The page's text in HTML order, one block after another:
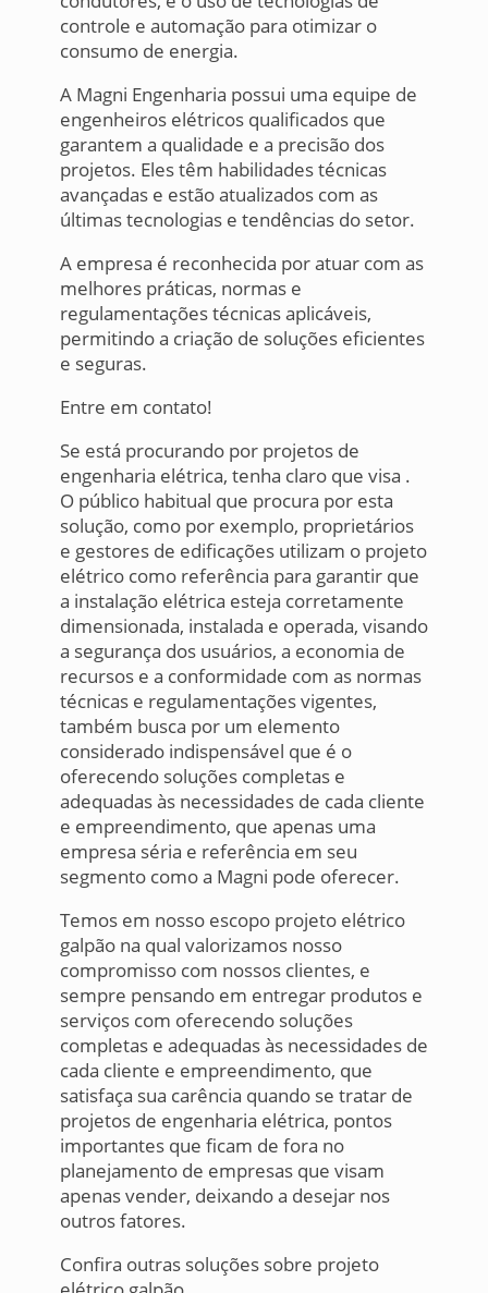
controle e automação para otimizar o
consumo de energia.
A Magni Engenharia possui uma equipe de
engenheiros elétricos qualificados que
garantem a qualidade e a precisão dos
projetos. Eles têm habilidades técnicas
avançadas e estão atualizados com as
últimas tecnologias e tendências do setor.
A empresa é reconhecida por atuar com as
melhores práticas, normas e
regulamentações técnicas aplicáveis,
permitindo a criação de soluções eficientes
e seguras.
Entre em contato!
Se está procurando por projetos de
engenharia elétrica, tenha claro que visa .
O público habitual que procura por esta
solução, como por exemplo, proprietários
e gestores de edificações utilizam o projeto
elétrico como referência para garantir que
a instalação elétrica esteja corretamente
dimensionada, instalada e operada, visando
a segurança dos usuários, a economia de
recursos e a conformidade com as normas
técnicas e regulamentações vigentes,
também busca por um elemento
considerado indispensável que é o
oferecendo soluções completas e
adequadas às necessidades de cada cliente
e empreendimento, que apenas uma
empresa séria e referência em seu
segmento como a Magni pode oferecer.
Temos em nosso escopo projeto elétrico
galpão na qual valorizamos nosso
compromisso com nossos clientes, e
sempre pensando em entregar produtos e
serviços com oferecendo soluções
completas e adequadas às necessidades de
cada cliente e empreendimento, que
satisfaça sua carência quando se tratar de
projetos de engenharia elétrica, pontos
importantes que ficam de fora no
planejamento de empresas que visam
apenas vender, deixando a desejar nos
outros fatores.
Confira outras soluções sobre projeto